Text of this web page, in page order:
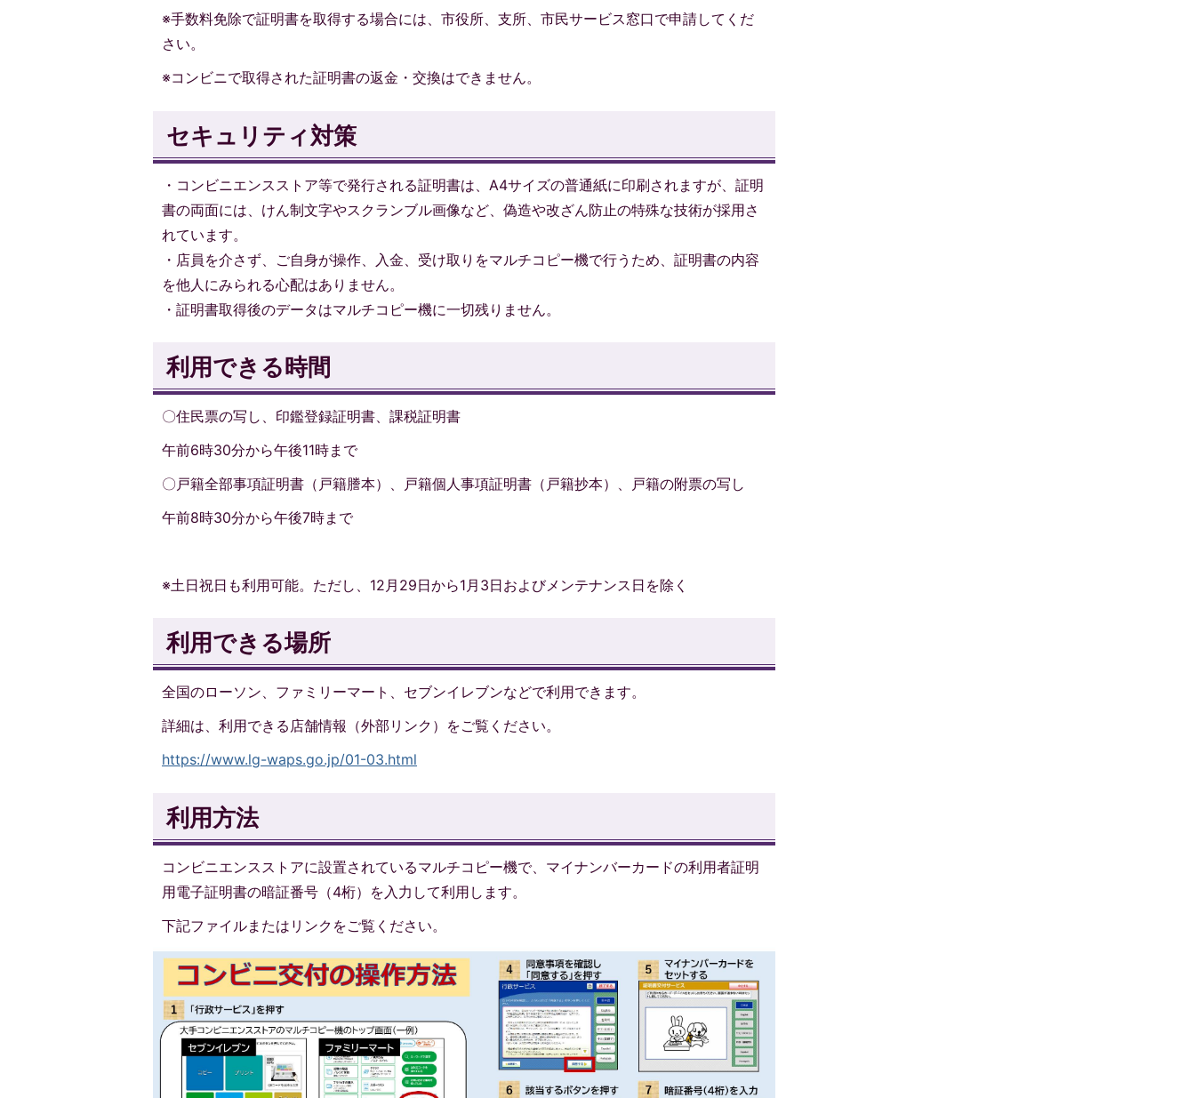
※手数料免除で証明書を取得する場合には、市役所、支所、市民サービス窓口で申請してくだ
さい。
※コンビニで取得された証明書の返金・交換はできません。
セキュリティ対策
・コンビニエンスストア等で発行される証明書は、A4サイズの普通紙に印刷されますが、証明
書の両面には、けん制文字やスクランブル画像など、偽造や改ざん防止の特殊な技術が採用さ
れています。
・店員を介さず、ご自身が操作、入金、受け取りをマルチコピー機で行うため、証明書の内容
を他人にみられる心配はありません。
・証明書取得後のデータはマルチコピー機に一切残りません。
利用できる時間
〇住民票の写し、印鑑登録証明書、課税証明書
午前6時30分から午後11時まで
〇戸籍全部事項証明書（戸籍謄本）、戸籍個人事項証明書（戸籍抄本）、戸籍の附票の写し
午前8時30分から午後7時まで
※土日祝日も利用可能。ただし、12月29日から1月3日およびメンテナンス日を除く
利用できる場所
全国のローソン、ファミリーマート、セブンイレブンなどで利用できます。
詳細は、利用できる店舗情報（外部リンク）をご覧ください。
https://www.lg-waps.go.jp/01-03.html
利用方法
コンビニエンスストアに設置されているマルチコピー機で、マイナンバーカードの利用者証明
用電子証明書の暗証番号（4桁）を入力して利用します。
下記ファイルまたはリンクをご覧ください。